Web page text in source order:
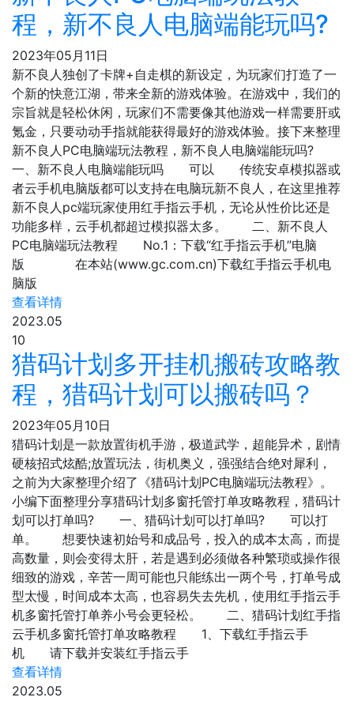
程，新不良人电脑端能玩吗?
2023年05月11日
新不良人独创了卡牌+自走棋的新设定，为玩家们打造了一
个新的快意江湖，带来全新的游戏体验。在游戏中，我们的
宗旨就是轻松休闲，玩家们不需要像其他游戏一样需要肝或
氪金，只要动动手指就能获得最好的游戏体验。接下来整理
新不良人PC电脑端玩法教程，新不良人电脑端能玩吗?
一、新不良人电脑端能玩吗 可以 传统安卓模拟器或
者云手机电脑版都可以支持在电脑玩新不良人，在这里推荐
新不良人pc端玩家使用红手指云手机，无论从性价比还是
功能多样，云手机都超过模拟器太多。 二、新不良人
PC电脑端玩法教程 No.1：下载“红手指云手机”电脑
版 在本站(www.gc.com.cn)下载红手指云手机电
脑版
查看详情
2023.05
10
猎码计划多开挂机搬砖攻略教
程，猎码计划可以搬砖吗？
2023年05月10日
猎码计划是一款放置街机手游，极道武学，超能异术，剧情
硬核招式炫酷;放置玩法，街机奥义，强强结合绝对犀利，
之前为大家整理介绍了《猎码计划PC电脑端玩法教程》。
小编下面整理分享猎码计划多窗托管打单攻略教程，猎码计
划可以打单吗? 一、猎码计划可以打单吗? 可以打
单。 想要快速初始号和成品号，投入的成本太高，而提
高数量，则会变得太肝，若是遇到必须做各种繁琐或操作很
细致的游戏，辛苦一周可能也只能练出一两个号，打单号成
型太慢，时间成本太高，也容易失去先机，使用红手指云手
机多窗托管打单养小号会更轻松。 二、猎码计划红手指
云手机多窗托管打单攻略教程 1、下载红手指云手
机 请下载并安装红手指云手
查看详情
2023.05